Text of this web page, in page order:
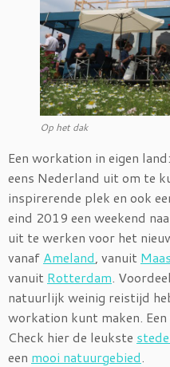
Op het dak
Een workation in eigen
eens Nederland uit om te
inspirerende plek en ook
eind 2019 een weekend
uit te werken voor het
vanaf Ameland, vanuit
vanuit Rotterdam.
natuurlijk weinig reistijd
workation kunt maken.
Check hier de leukste
een mooi natuurgebied.